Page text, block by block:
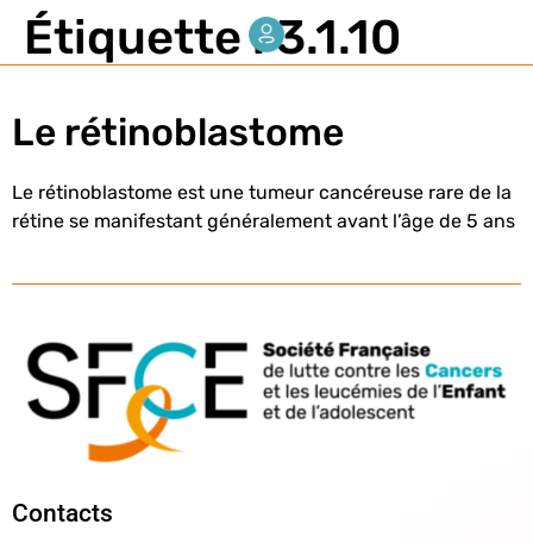
Étiquette :3.1.10
Le rétinoblastome
Le rétinoblastome est une tumeur cancéreuse rare de la
rétine se manifestant généralement avant l’âge de 5 ans
Contacts